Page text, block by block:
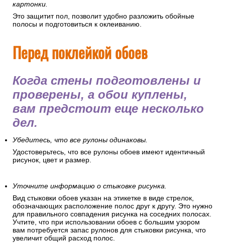
картонки.
Это защитит пол, позволит удобно разложить обойные
полосы и подготовиться к оклеиванию.
Перед поклейкой обоев
Когда стены подготовлены и
проверены, а обои куплены,
вам предстоит еще несколько
дел.
Убедитесь, что все рулоны одинаковы.
Удостоверьтесь, что все рулоны обоев имеют идентичный
рисунок, цвет и размер.
Уточните информацию о стыковке рисунка.
Вид стыковки обоев указан на этикетке в виде стрелок,
обозначающих расположение полос друг к другу. Это нужно
для правильного совпадения рисунка на соседних полосах.
Учтите, что при использовании обоев с большим узором
вам потребуется запас рулонов для стыковки рисунка, что
увеличит общий расход полос.